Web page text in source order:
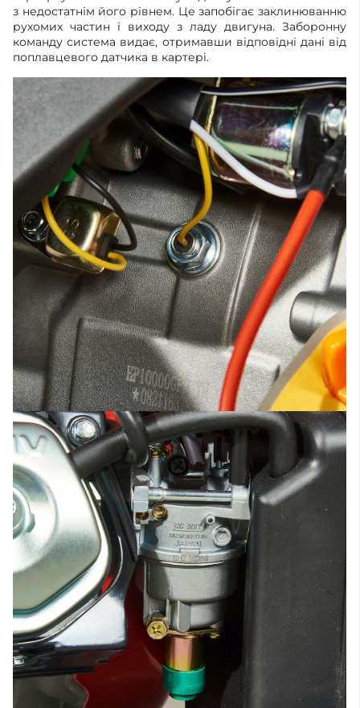
з недостатнім його рівнем. Це запобігає заклинюванню
рухомих частин і виходу з ладу двигуна. Заборонну
команду система видає, отримавши відповідні дані від
поплавцевого датчика в картері.